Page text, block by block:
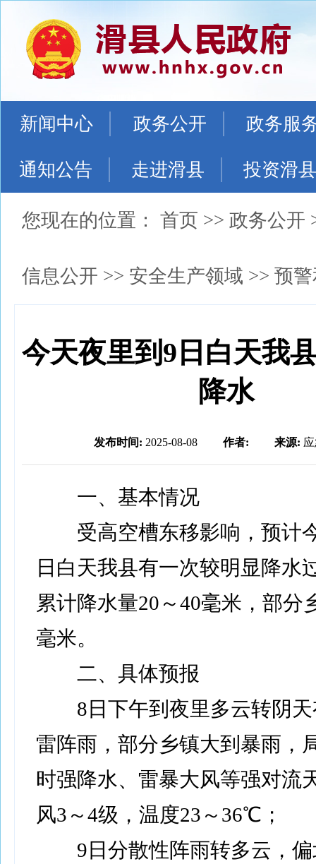
新闻中心 政务公开 政务服
通知公告 走进滑县 投资滑县
您现在的位置： 首页 >> 政务公开
信息公开 >> 安全生产领域 >> 预
今天夜里到9日白天我
降水
发布时间: 2025-08-08 作者: 来源:
一、基本情况
受高空槽东移影响，预计
日白天我县有一次较明显降水
累计降水量20～40毫米，部分
毫米。
二、具体预报
8日下午到夜里多云转阴天
雷阵雨，部分乡镇大到暴雨，
时强降水、雷暴大风等强对流
风3～4级，温度23～36℃；
9日分散性阵雨转多云，偏